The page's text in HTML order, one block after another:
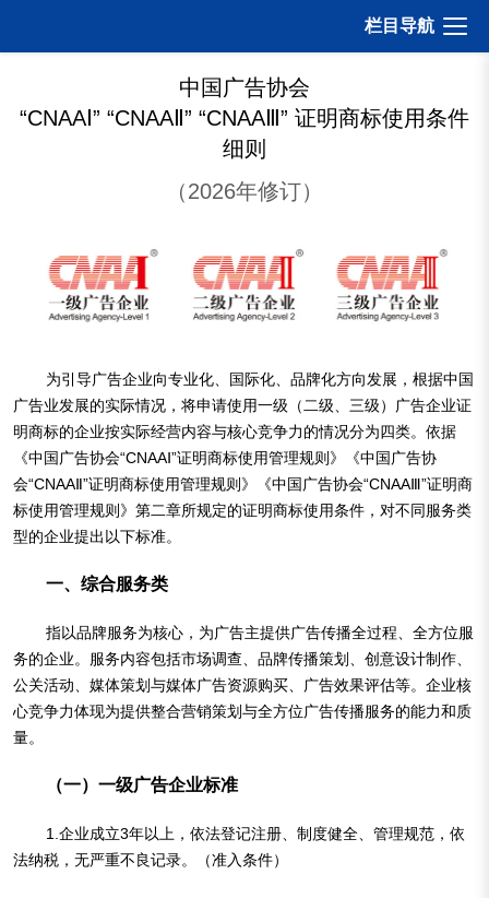
栏目导航 打开
中国广告协会
“CNAAⅠ” “CNAAⅡ” “CNAAⅢ” 证明商标使用条件
细则
（2026年修订）
为引导广告企业向专业化、国际化、品牌化方向发展，根据中国
广告业发展的实际情况，将申请使用一级（二级、三级）广告企业证
明商标的企业按实际经营内容与核心竞争力的情况分为四类。依据
《中国广告协会“CNAAⅠ”证明商标使用管理规则》《中国广告协
会“CNAAⅡ”证明商标使用管理规则》《中国广告协会“CNAAⅢ”证明商
标使用管理规则》第二章所规定的证明商标使用条件，对不同服务类
型的企业提出以下标准。
一、综合服务类
指以品牌服务为核心，为广告主提供广告传播全过程、全方位服
务的企业。服务内容包括市场调查、品牌传播策划、创意设计制作、
公关活动、媒体策划与媒体广告资源购买、广告效果评估等。企业核
心竞争力体现为提供整合营销策划与全方位广告传播服务的能力和质
量。
（一）一级广告企业标准
1.企业成立3年以上，依法登记注册、制度健全、管理规范，依
法纳税，无严重不良记录。（准入条件）